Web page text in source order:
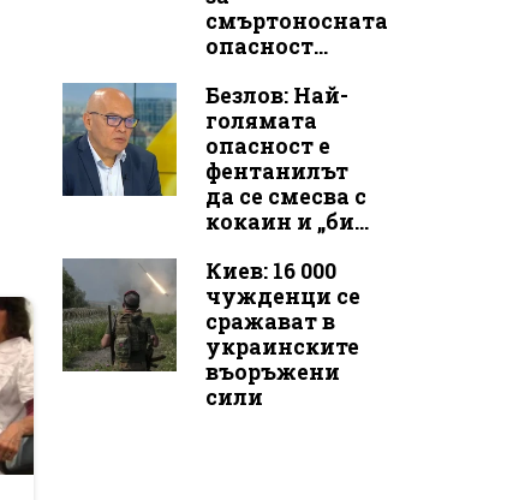
смъртоносната
опасност...
Безлов: Най-
голямата
опасност е
фентанилът
да се смесва с
кокаин и „би...
Киев: 16 000
чужденци се
сражават в
украинските
въоръжени
сили